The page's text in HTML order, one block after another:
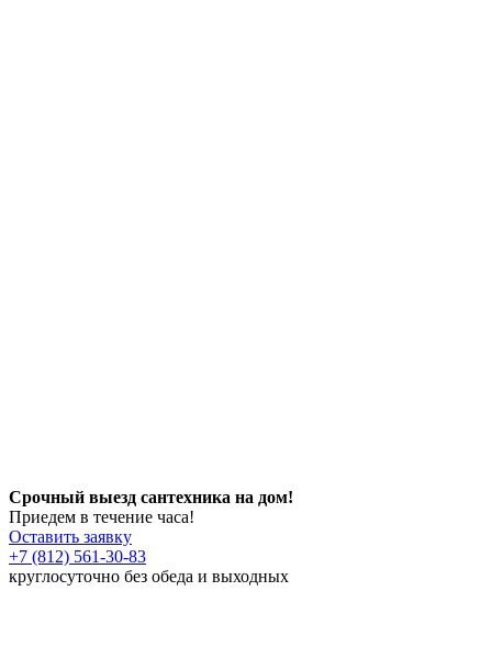
Срочный выезд сантехника на дом!
Приедем в течение часа!
Оставить заявку
+7 (812) 561-30-83
круглосуточно без обеда и выходных